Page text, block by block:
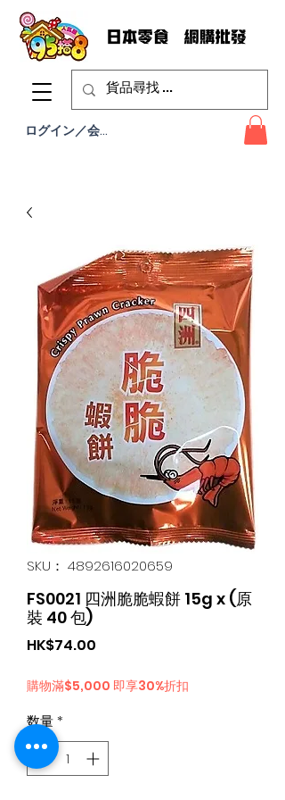
ログイン／会員登録
SKU： 4892616020659
FS0021 四洲脆脆蝦餅 15g x (原
裝 40 包)
HK$74.00
購物滿$5,000 即享30%折扣
数量*